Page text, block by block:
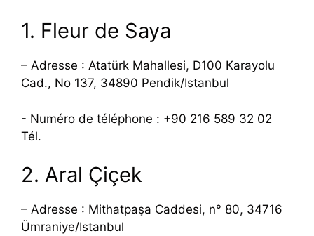
1. Fleur de Saya
– Adresse : Atatürk Mahallesi, D100 Karayolu
Cad., No 137, 34890 Pendik/Istanbul
- Numéro de téléphone : +90 216 589 32 02
Tél.
2. Aral Çiçek
– Adresse : Mithatpaşa Caddesi, n° 80, 34716
Ümraniye/Istanbul